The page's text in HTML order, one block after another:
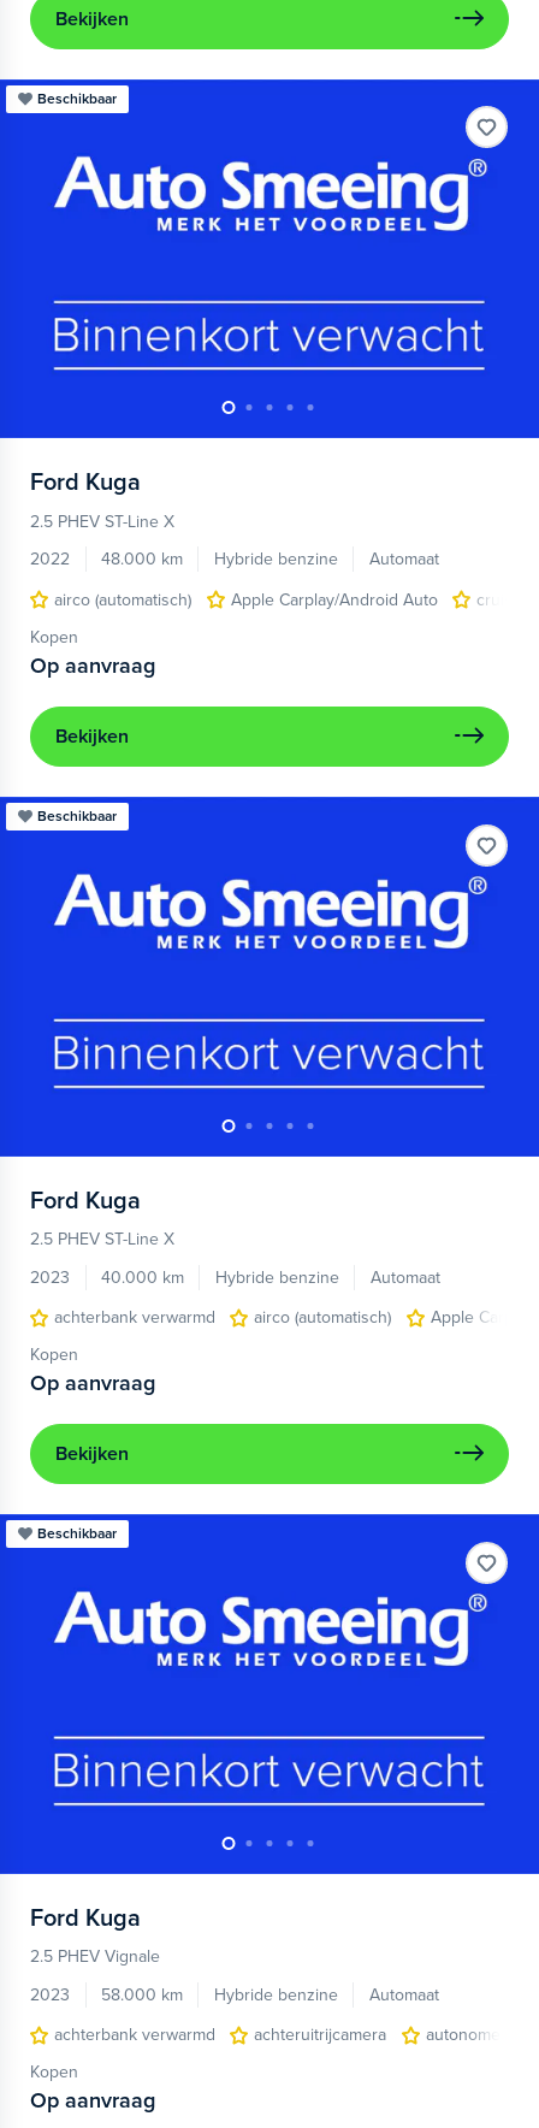
Bekijken
Beschikbaar
Ford Kuga
2.5 PHEV ST-Line X
2022
48.000 km Hybride benzine
Automaat
airco (automatisch)
Apple Carplay/Android Auto
cruise
Kopen
Op aanvraag
Bekijken
Beschikbaar
Ford Kuga
2.5 PHEV ST-Line X
2023
40.000 km Hybride benzine
Automaat
achterbank verwarmd
airco (automatisch)
Apple
Kopen
Op aanvraag
Bekijken
Beschikbaar
Ford Kuga
2.5 PHEV Vignale
2023
58.000 km Hybride benzine
Automaat
achterbank verwarmd
achteruitrijcamera
autonome
Kopen
Op aanvraag